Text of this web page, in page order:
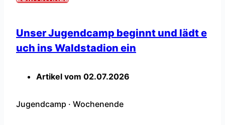
geben! […]
Unser Jugendcamp beginnt und lädt e
uch ins Waldstadion ein
Artikel vom 02.07.2026
Jugendcamp · Wochenende